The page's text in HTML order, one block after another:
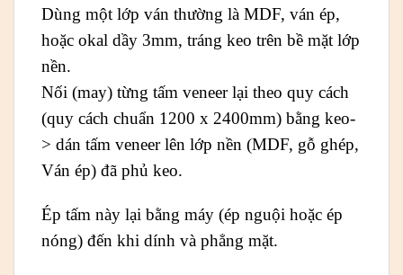
Dùng một lớp ván thường là MDF, ván ép,
hoặc okal dầy 3mm, tráng keo trên bề mặt lớp
nền.
Nối (may) từng tấm veneer lại theo quy cách
(quy cách chuẩn 1200 x 2400mm) bằng keo-
> dán tấm veneer lên lớp nền (MDF, gỗ ghép,
Ván ép) đã phủ keo.
Ép tấm này lại bằng máy (ép nguội hoặc ép
nóng) đến khi dính và phẳng mặt.